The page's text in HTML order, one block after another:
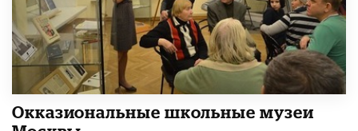
​Окказиональные школьные музеи